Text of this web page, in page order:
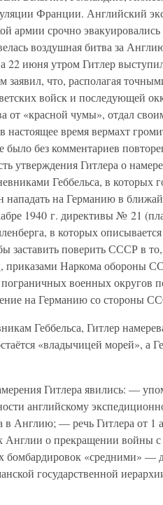
Франции. Английский
армии срочно
воздушная битва за
22 июня утром Гитлер
заявил, что, располагая
войск и последующей
от «красной чумы», отдал
настоящее время вермахт
без комментариев
утверждения Гитлера о
Геббельса, в которых
на Германию в
1940 г. директивы № 21
в которых
заставить поверить СССР в
приказами Наркома обороны
военных округов
на Германию со стороны
Геббельса, Гитлер
«владычицей морей», а
Гитлера явились: —
английскому
в Англию; — речь Гитлера от 1
Англии о прекращении войны
бомбардировок «средними» —
государственной